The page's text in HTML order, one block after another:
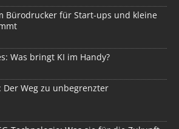
Bürodrucker für Start-ups und kleine
Was bringt KI im Handy?
Weg zu unbegrenzter